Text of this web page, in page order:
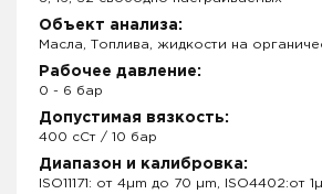
Объект анализа:
Масла, Топлива, жидкости на
Рабочее давление:
0 - 6 бар
Допустимая вязкость:
400 сСт / 10 бар
Диапазон и калибровка:
ISO11171: от 4µm до 70 µm, ISO4402:от